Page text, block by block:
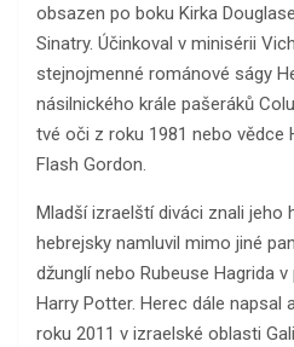
obsazen po boku Kirka
Sinatry. Účinkoval v minisérii
stejnojmenné románové ságy
násilnického krále pašeráků
tvé oči z roku 1981 nebo vědce
Flash Gordon.
Mladší izraelští diváci znali jeho
hebrejsky namluvil mimo jiné
džunglí nebo Rubeuse Hagrida
Harry Potter. Herec dále napsal
roku 2011 v izraelské oblasti